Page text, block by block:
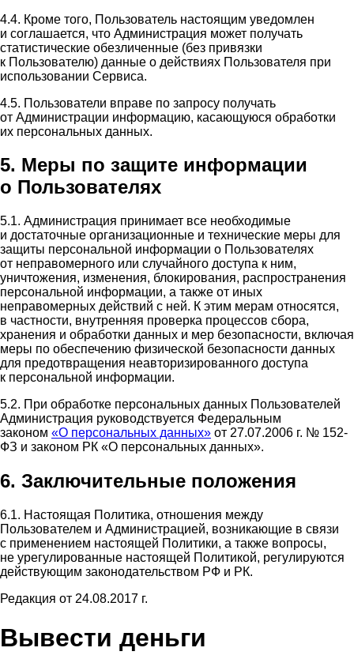
4.4. Кроме того, Пользователь настоящим уведомлен
и соглашается, что Администрация может получать
статистические обезличенные (без привязки
к Пользователю) данные о действиях Пользователя при
использовании Сервиса.
4.5. Пользователи вправе по запросу получать
от Администрации информацию, касающуюся обработки
их персональных данных.
5. Меры по защите информации
о Пользователях
5.1. Администрация принимает все необходимые
и достаточные организационные и технические меры для
защиты персональной информации о Пользователях
от неправомерного или случайного доступа к ним,
уничтожения, изменения, блокирования, распространения
персональной информации, а также от иных
неправомерных действий с ней. К этим мерам относятся,
в частности, внутренняя проверка процессов сбора,
хранения и обработки данных и мер безопасности, включая
меры по обеспечению физической безопасности данных
для предотвращения неавторизированного доступа
к персональной информации.
5.2. При обработке персональных данных Пользователей
Администрация руководствуется Федеральным
законом «О персональных данных» от 27.07.2006 г. № 152-
ФЗ и законом РК «О персональных данных».
6. Заключительные положения
6.1. Настоящая Политика, отношения между
Пользователем и Администрацией, возникающие в связи
с применением настоящей Политики, а также вопросы,
не урегулированные настоящей Политикой, регулируются
действующим законодательством РФ и РК.
Редакция от 24.08.2017 г.
Вывести деньги